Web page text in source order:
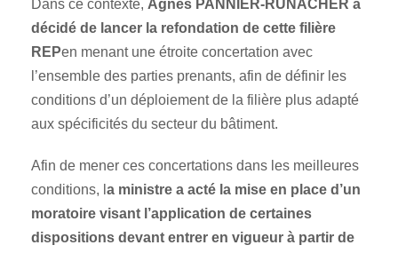
Dans ce contexte, Agnès PANNIER-RUNACHER a
décidé de lancer la refondation de cette filière
REPen menant une étroite concertation avec
l’ensemble des parties prenants, afin de définir les
conditions d’un déploiement de la filière plus adapté
aux spécificités du secteur du bâtiment.
Afin de mener ces concertations dans les meilleures
conditions, l a ministre a acté la mise en place d’un
moratoire visant l’application de certaines
dispositions devant entrer en vigueur à partir de